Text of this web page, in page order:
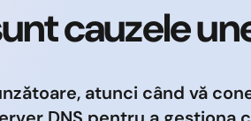
cauzele
atunci când vă